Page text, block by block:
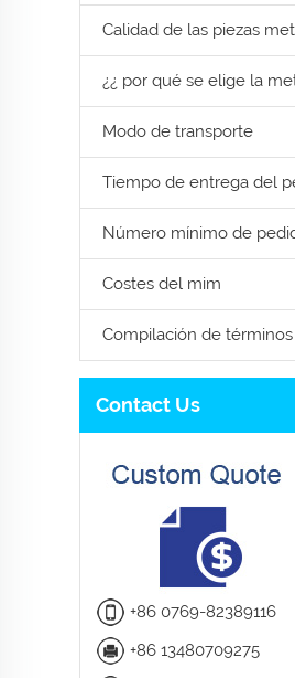
Calidad de las piezas
¿¿ por qué se elige la
Modo de transporte
Tiempo de entrega del
Número mínimo de
Costes del mim
Compilación de términos
Contact Us
+86 0769-82389116
+86 13480709275